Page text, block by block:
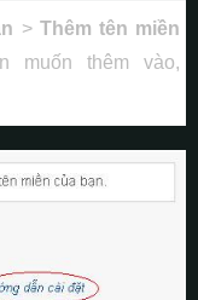
> Thêm tên miền
muốn thêm vào,